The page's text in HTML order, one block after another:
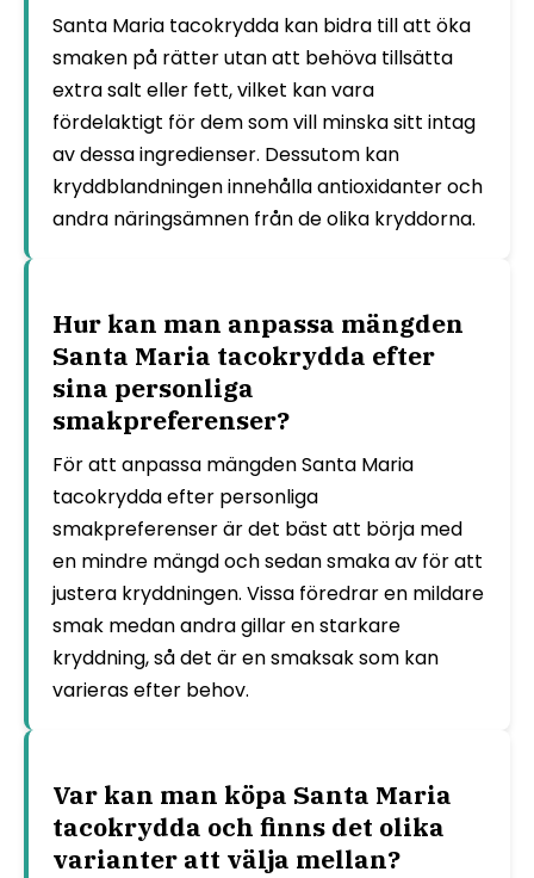
Santa Maria tacokrydda kan bidra till att öka
smaken på rätter utan att behöva tillsätta
extra salt eller fett, vilket kan vara
fördelaktigt för dem som vill minska sitt intag
av dessa ingredienser. Dessutom kan
kryddblandningen innehålla antioxidanter och
andra näringsämnen från de olika kryddorna.
Hur kan man anpassa mängden
Santa Maria tacokrydda efter
sina personliga
smakpreferenser?
För att anpassa mängden Santa Maria
tacokrydda efter personliga
smakpreferenser är det bäst att börja med
en mindre mängd och sedan smaka av för att
justera kryddningen. Vissa föredrar en mildare
smak medan andra gillar en starkare
kryddning, så det är en smaksak som kan
varieras efter behov.
Var kan man köpa Santa Maria
tacokrydda och finns det olika
varianter att välja mellan?